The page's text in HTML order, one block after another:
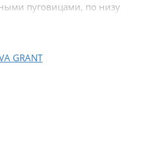
пуговицами, по низу
GRANT